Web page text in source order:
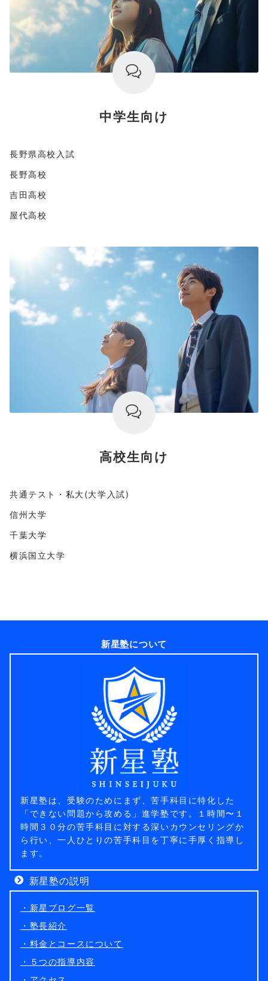
中学生向け
長野県高校入試
長野高校
吉田高校
屋代高校
高校生向け
共通テスト・私大(大学入試)
信州大学
千葉大学
横浜国立大学
新星塾について
新星塾は、受験のためにまず、苦手科目に特化した
「できない問題から攻める」進学塾です。１時間〜１
時間３０分の苦手科目に対する深いカウンセリングか
ら行い、一人ひとりの苦手科目を丁寧に手厚く指導し
ます。
新星塾の説明
・新星ブログ一覧
・塾長紹介
・料金とコースについて
・５つの指導内容